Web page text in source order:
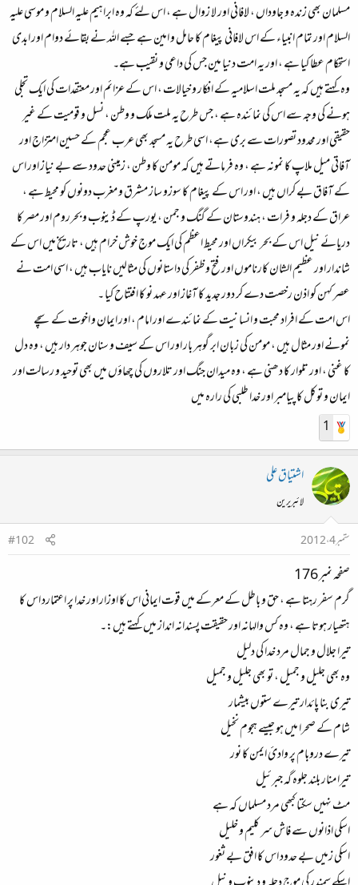
مسلمان بھی زندہ و جاوداں ، لافانی اور لا زوال ہے ، اس لئے کہ وہ ابراہیم علیہ السلام و موسی علیہ
السلام اور تمام انبیاء کے اس لافانی پیغام کا حامل و امین ہے جسے اللہ نے بقائے دوام اور ابدی
استحکام عطا کیا ہے ، اور یہ امت دنیا مین جس کی داعی و نقیب ہے۔
وہ کہتے ہیں کہ یہ مسجد ملت اسلامیہ کے افکار و خیالات ، اس کے عزائم اور معتقدات کی ایک تجلی
ہونے کی وجہ سے اس کی نمائندہ ہے ، جس طرح یہ ملت ملک و وطن ، نسل و قومیت کے غیر
حقیقی اور محدود تصورات سے بری ہے، اسی طرح یہ مسجد بھی عرب عجم کے حسین امتزاج اور
آفاتی میل ملاپ کا نمونہ ہے ، وہ فرماتے ہیں کہ مومن کا وطن ، زمینی حدود سے بے نیاز اور اس
کے آفاق بے کراں ہیں ، اور اس کے پیغام کا سوزو ساز مشرق و مغرب دونوں کو محیط ہے ،
عراق کے دجلہ و فرات ، ہندوستان کے گنگ و جمن ، یورپ کے ڈینوب و بحرروم اور مصر کا
دریائے نیل اس کے بحر بیکراں اور محیط اعظم کی ایک موج خوش خرام ہیں ، تاریخ میں اس کے
شاندار اور عظیم الشان کارناموں اور فتح و ظفر کی داستانوں کی مثالیں نایاب ہیں ، اسی امت نے
عصر کہن کو اذن رخصت دے کر دور جدید کا آغاز اور عہد نو کا ا فتتاح کیا ۔
اس امت کے افراد محبت و انسانیت کے نمائندے اور امام ، اور ایمان و اخوت کے سچے
نمونے اور مثال ہیں ، مومن کی زبان ابر گوہر بار اور اس کے سیف و سنان جوہر دار ہیں ، وہ دل
کا غنی ، اور تلوار کا دھنی ہے ، وہ میدان جنگ اور تلاروں کی چھاؤں میں بھی توحید و رسالت اور
ایمان و توکل کا پیامبر اور خدا طلبی کی رارہ میں
1
اشتیاق علی
لائبریرین
ستمبر 4، 2012
#102
صفحہ نمبر 176
گرم سفر رہتا ہے ، حق و باطل کے معرکے میں قوت ایمانی اس کا اوزار اور خدا پر اعتمارد اس کا
ہتھیار ہوتا ہے ، وہ کس والہانہ اور حقیقت پسندانہ انداز میں کہتے ہیں:۔
تیرا جلال و جمال مرد خدا کی دلیل
وہ بھی جلیل و جمیل ، تو بھی جلیل و جمیل
تیری بنا پائدار تیرے ستوں بیشمار
شام کے صحرا میں ہو جیسے ہجوم نخیل
تیرے دروبام پر وادئ ایمن کا نور
تیرا منار بلند جلوہ گہ جبرئیل
مٹ نہیں سکتا کبھی مرد مسلماں کہ ہے
اسکی اذانوں سے فاش سر کلیم و خلیل
اسکی زمیں بے حدود اس کا افق بے ثغور